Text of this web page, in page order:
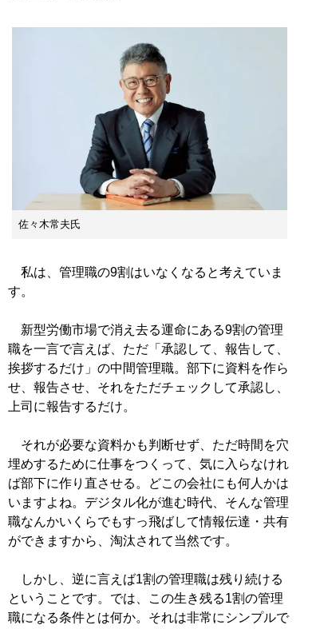
佐々木常夫氏
私は、管理職の9割はいなくなると考えていま
す。
新型労働市場で消え去る運命にある9割の管理
職を一言で言えば、ただ「承認して、報告して、
挨拶するだけ」の中間管理職。部下に資料を作ら
せ、報告させ、それをただチェックして承認し、
上司に報告するだけ。
それが必要な資料かも判断せず、ただ時間を穴
埋めするために仕事をつくって、気に入らなけれ
ば部下に作り直させる。どこの会社にも何人かは
いますよね。デジタル化が進む時代、そんな管理
職なんかいくらでもすっ飛ばして情報伝達・共有
ができますから、淘汰されて当然です。
しかし、逆に言えば1割の管理職は残り続ける
ということです。では、この生き残る1割の管理
職になる条件とは何か。それは非常にシンプルで